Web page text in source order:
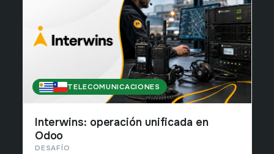
URUGUAY & CHILE
TELECOMUNICACIONES
Interwins: operación unificada en
Odoo
DESAFÍO